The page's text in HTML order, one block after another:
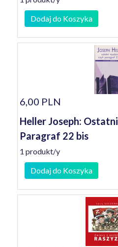
Dodaj do Koszyka
6,00 PLN
Heller Joseph:
Paragraf 22 bis
1 produkt/y
Dodaj do Koszyka